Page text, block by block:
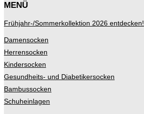
MENÜ
Frühjahr-/Sommerkollektion 2026 entdecken!
Damensocken
Herrensocken
Kindersocken
Gesundheits- und Diabetikersocken
Bambussocken
Schuheinlagen